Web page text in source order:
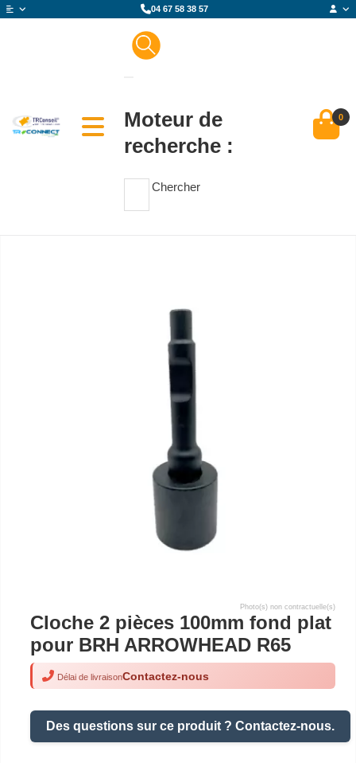
04 67 58 38 57
Moteur de
recherche :
Chercher
0
Photo(s) non contractuelle(s)
Cloche 2 pièces 100mm fond plat
pour BRH ARROWHEAD R65
Délai de livraisonContactez-nous
Des questions sur ce produit ? Contactez-nous.